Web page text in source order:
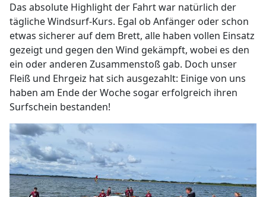
Das absolute Highlight der Fahrt war natürlich der
tägliche Windsurf-Kurs. Egal ob Anfänger oder schon
etwas sicherer auf dem Brett, alle haben vollen Einsatz
gezeigt und gegen den Wind gekämpft, wobei es den
ein oder anderen Zusammenstoß gab. Doch unser
Fleiß und Ehrgeiz hat sich ausgezahlt: Einige von uns
haben am Ende der Woche sogar erfolgreich ihren
Surfschein bestanden!